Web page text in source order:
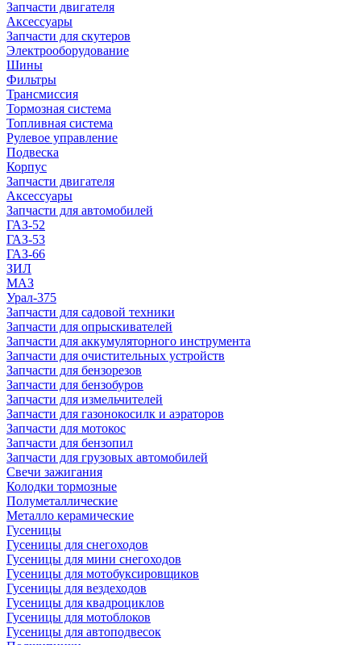
Запчасти двигателя
Аксессуары
Запчасти для скутеров
Электрооборудование
Шины
Фильтры
Трансмиссия
Тормозная система
Топливная система
Рулевое управление
Подвеска
Корпус
Запчасти двигателя
Аксессуары
Запчасти для автомобилей
ГАЗ-52
ГАЗ-53
ГАЗ-66
ЗИЛ
МАЗ
Урал-375
Запчасти для садовой техники
Запчасти для опрыскивателей
Запчасти для аккумуляторного инструмента
Запчасти для очистительных устройств
Запчасти для бензорезов
Запчасти для бензобуров
Запчасти для измельчителей
Запчасти для газонокосилк и аэраторов
Запчасти для мотокос
Запчасти для бензопил
Запчасти для грузовых автомобилей
Свечи зажигания
Колодки тормозные
Полуметаллические
Металло керамические
Гусеницы
Гусеницы для снегоходов
Гусеницы для мини снегоходов
Гусеницы для мотобуксировщиков
Гусеницы для вездеходов
Гусеницы для квадроциклов
Гусеницы для мотоблоков
Гусеницы для автоподвесок